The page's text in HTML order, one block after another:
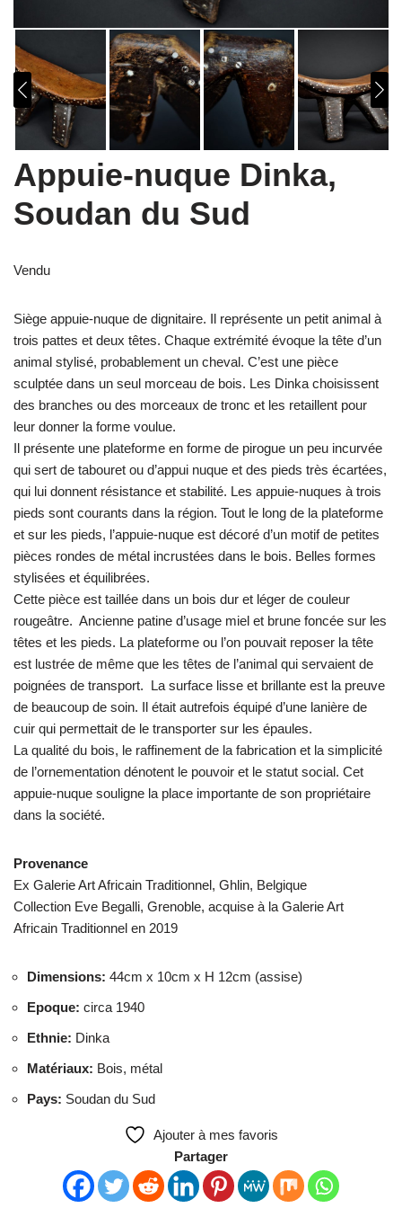
Appuie-nuque Dinka,
Soudan du Sud
Vendu
Siège appuie-nuque de dignitaire. Il représente un petit animal à
trois pattes et deux têtes. Chaque extrémité évoque la tête d’un
animal stylisé, probablement un cheval. C’est une pièce
sculptée dans un seul morceau de bois. Les Dinka choisissent
des branches ou des morceaux de tronc et les retaillent pour
leur donner la forme voulue.
Il présente une plateforme en forme de pirogue un peu incurvée
qui sert de tabouret ou d’appui nuque et des pieds très écartées,
qui lui donnent résistance et stabilité. Les appuie-nuques à trois
pieds sont courants dans la région. Tout le long de la plateforme
et sur les pieds, l’appuie-nuque est décoré d’un motif de petites
pièces rondes de métal incrustées dans le bois. Belles formes
stylisées et équilibrées.
Cette pièce est taillée dans un bois dur et léger de couleur
rougeâtre. Ancienne patine d’usage miel et brune foncée sur les
têtes et les pieds. La plateforme ou l’on pouvait reposer la tête
est lustrée de même que les têtes de l’animal qui servaient de
poignées de transport. La surface lisse et brillante est la preuve
de beaucoup de soin. Il était autrefois équipé d’une lanière de
cuir qui permettait de le transporter sur les épaules.
La qualité du bois, le raffinement de la fabrication et la simplicité
de l’ornementation dénotent le pouvoir et le statut social. Cet
appuie-nuque souligne la place importante de son propriétaire
dans la société.
Provenance
Ex Galerie Art Africain Traditionnel, Ghlin, Belgique
Collection Eve Begalli, Grenoble, acquise à la Galerie Art
Africain Traditionnel en 2019
Dimensions: 44cm x 10cm x H 12cm (assise)
Epoque: circa 1940
Ethnie: Dinka
Matériaux: Bois, métal
Pays: Soudan du Sud
Ajouter à mes favoris
Partager